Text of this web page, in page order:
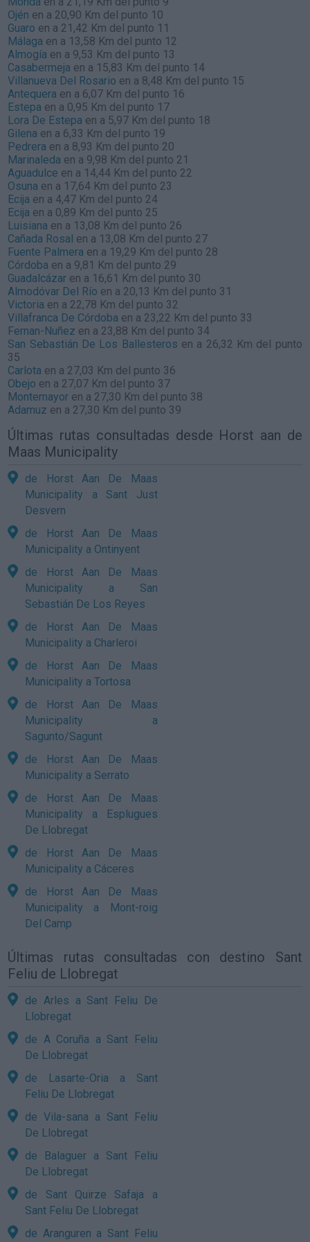
Ojén en a 20,90 Km del punto 10
Guaro en a 21,42 Km del punto 11
Málaga en a 13,58 Km del punto 12
Almogía en a 9,53 Km del punto 13
Casabermeja en a 15,83 Km del punto 14
Villanueva Del Rosario en a 8,48 Km del punto 15
Antequera en a 6,07 Km del punto 16
Estepa en a 0,95 Km del punto 17
Lora De Estepa en a 5,97 Km del punto 18
Gilena en a 6,33 Km del punto 19
Pedrera en a 8,93 Km del punto 20
Marinaleda en a 9,98 Km del punto 21
Aguadulce en a 14,44 Km del punto 22
Osuna en a 17,64 Km del punto 23
Ecija en a 4,47 Km del punto 24
Ecija en a 0,89 Km del punto 25
Luisiana en a 13,08 Km del punto 26
Cañada Rosal en a 13,08 Km del punto 27
Fuente Palmera en a 19,29 Km del punto 28
Córdoba en a 9,81 Km del punto 29
Guadalcázar en a 16,61 Km del punto 30
Almodóvar Del Río en a 20,13 Km del punto 31
Victoria en a 22,78 Km del punto 32
Villafranca De Córdoba en a 23,22 Km del punto 33
Fernan-Nuñez en a 23,88 Km del punto 34
San Sebastián De Los Ballesteros en a 26,32 Km del punto
35
Carlota en a 27,03 Km del punto 36
Obejo en a 27,07 Km del punto 37
Montemayor en a 27,30 Km del punto 38
Adamuz en a 27,30 Km del punto 39
Últimas rutas consultadas desde Horst aan de
Maas Municipality
de Horst Aan De Maas
Municipality a Sant Just
Desvern
de Horst Aan De Maas
Municipality a Ontinyent
de Horst Aan De Maas
Municipality a San
Sebastián De Los Reyes
de Horst Aan De Maas
Municipality a Charleroi
de Horst Aan De Maas
Municipality a Tortosa
de Horst Aan De Maas
Municipality a
Sagunto/Sagunt
de Horst Aan De Maas
Municipality a Serrato
de Horst Aan De Maas
Municipality a Esplugues
De Llobregat
de Horst Aan De Maas
Municipality a Cáceres
de Horst Aan De Maas
Municipality a Mont-roig
Del Camp
Últimas rutas consultadas con destino Sant
Feliu de Llobregat
de Arles a Sant Feliu De
Llobregat
de A Coruña a Sant Feliu
De Llobregat
de Lasarte-Oria a Sant
Feliu De Llobregat
de Vila-sana a Sant Feliu
De Llobregat
de Balaguer a Sant Feliu
De Llobregat
de Sant Quirze Safaja a
Sant Feliu De Llobregat
de Aranguren a Sant Feliu